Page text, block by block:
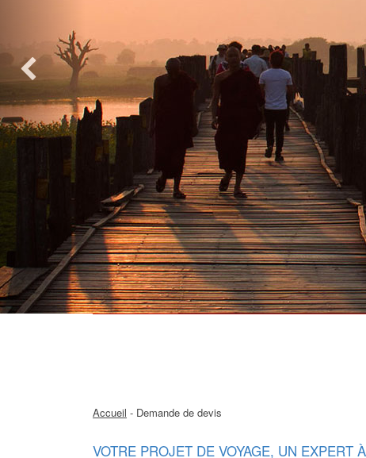
Précédent
Accueil - Demande de devis
VOTRE PROJET DE VOYAGE, UN EXPERT